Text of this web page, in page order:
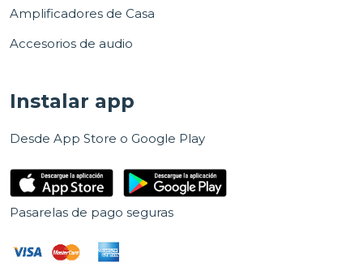
Amplificadores de Casa
Accesorios de audio
Instalar app
Desde App Store o Google Play
Pasarelas de pago seguras